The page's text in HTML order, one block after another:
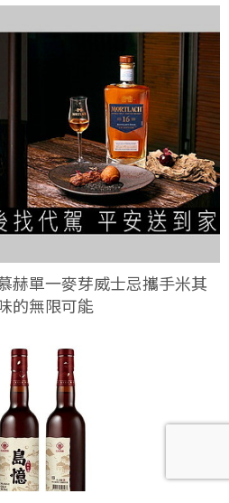
赫單一麥芽威士忌攜手米其
的無限可能